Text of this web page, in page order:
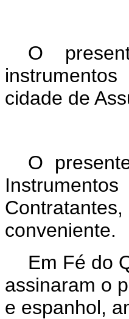
O
cidade de
O
conveniente.
Em Fé do
assinaram o
e espanhol,